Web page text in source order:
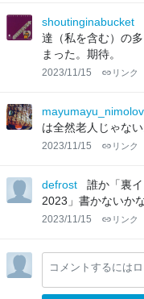
shoutinginabucket
達（私を含む）の
まった。期待。
2023/11/15 リンク
は全然老人じゃな
2023/11/15 リンク
defrost
誰か「裏
2023」書かないか
2023/11/15 リンク
コメントするには